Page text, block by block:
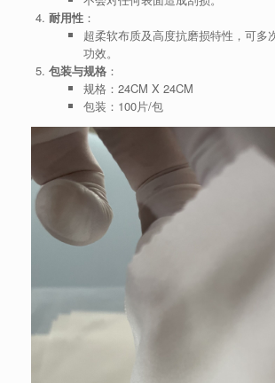
耐用性：
超柔软布质及高度抗磨损特性，可多
功效。
包装与规格：
规格：24CM X 24CM
包装：100片/包